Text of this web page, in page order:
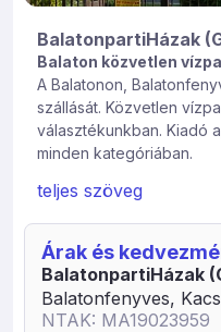
BalatonpartiHázak
Balaton közvetlen
A Balatonon,
szállását. Közvetlen
választékunkban. Kiadó
minden kategóriában.
Várjuk jelentkezését,
elfogadóhelyeket is talál
bennünket bizalommal.
telefonon.
teljes szöveg
Árak és
BalatonpartiHázak
Balatonfenyves,
NTAK: MA19023959